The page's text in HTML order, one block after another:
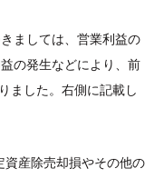
ましては、営業利益の
の発生などにより、前
ました。右側に記載し
産除売却損やその他の